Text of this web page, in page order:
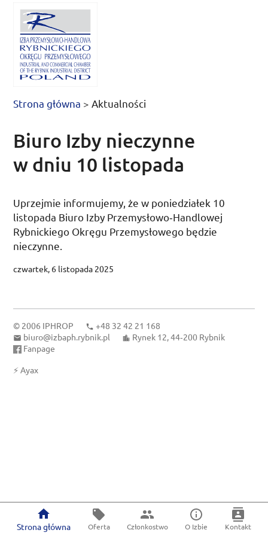
Strona główna > Aktualności
Biuro Izby nieczynne
w dniu 10 listopada
Uprzejmie informujemy, że w poniedziałek 10
listopada Biuro Izby Przemysłowo­‑Handlo­wej
Rybnickiego Okręgu Przemysłowego będzie
nieczynne.
czwartek, 6 listopada 2025
© 2006 IPHROP
+48 32 42 21 168
biuro@izbaph.rybnik.pl
Rynek 12, 44‑200 Rybnik
Fanpage
⚡ Ayax
Strona główna Oferta Członkostwo O Izbie Kontakt